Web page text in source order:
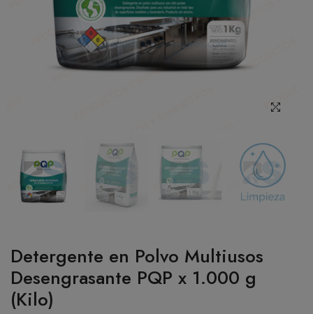
EMBALAJE
BOTIQUÍN
Detergente en Polvo Multiusos
Desengrasante PQP x 1.000 g
(Kilo)